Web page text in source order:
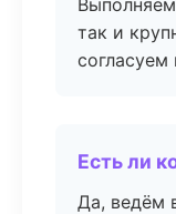
так и
согласуем
Есть ли
Да, ведём